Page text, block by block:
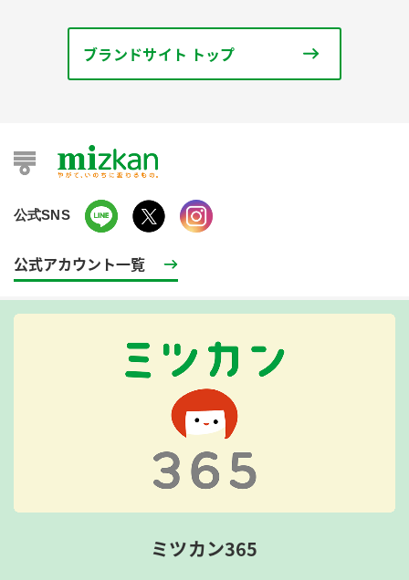
ブランドサイト トップ
公式SNS
公式アカウント一覧
ミツカン365